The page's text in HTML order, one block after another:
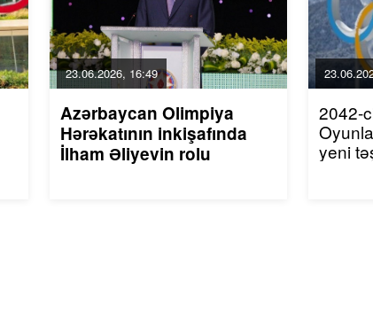
23.06.2026, 16:49
Azərbaycan Olimpiya
Hərəkatının inkişafında
İlham Əliyevin rolu
2042-
yeni